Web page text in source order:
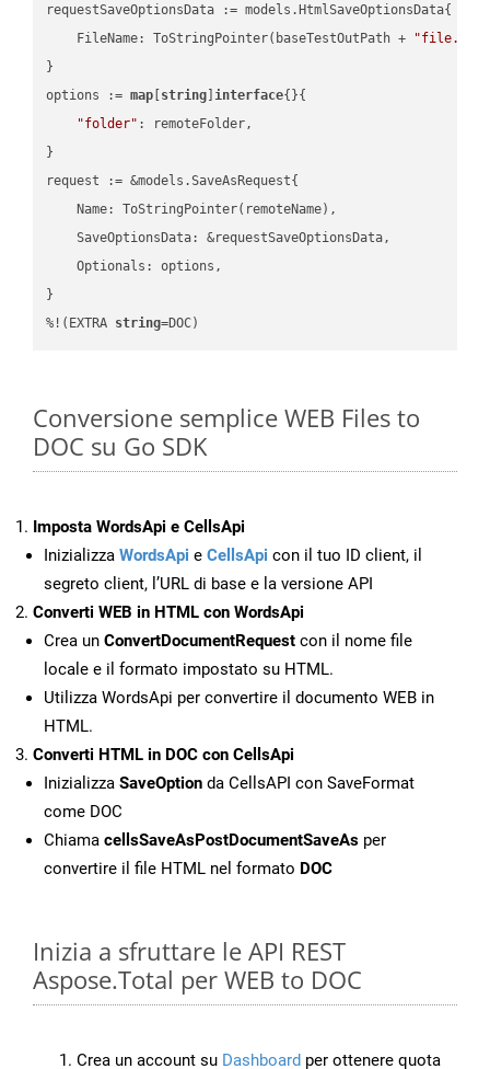
requestSaveOptionsData := models.HtmlSaveOptionsData{
    FileName: ToStringPointer(baseTestOutPath +
}
options := map string ]interface{}{
"folder" : remoteFolder,
}
request := &models.SaveAsRequest{
    Name: ToStringPointer(remoteName),
    SaveOptionsData: &requestSaveOptionsData,
    Optionals: options,
}
%!(EXTRA string=DOC)
Conversione semplice WEB Files to
DOC su Go SDK
Imposta WordsApi e CellsApi
Inizializza WordsApi e CellsApi con il tuo ID client, il
segreto client, l’URL di base e la versione API
Converti WEB in HTML con WordsApi
Crea un ConvertDocumentRequest con il nome file
locale e il formato impostato su HTML.
Utilizza WordsApi per convertire il documento WEB in
HTML.
Converti HTML in DOC con CellsApi
Inizializza SaveOption da CellsAPI con SaveFormat
come DOC
Chiama cellsSaveAsPostDocumentSaveAs per
convertire il file HTML nel formato DOC
Inizia a sfruttare le API REST
Aspose.Total per WEB to DOC
Crea un account su Dashboard per ottenere quota